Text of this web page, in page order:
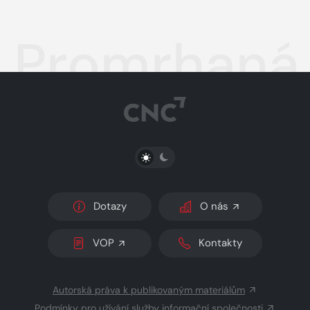
PŘEPNOUT SVĚTLÝ/TMAVÝ REŽIM
Dotazy O nás
VOP Kontakty
Autorská práva k publikovaným materiálům